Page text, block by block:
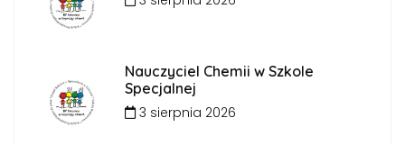
Nauczyciel Chemii w Szkole
Specjalnej
3 sierpnia 2026